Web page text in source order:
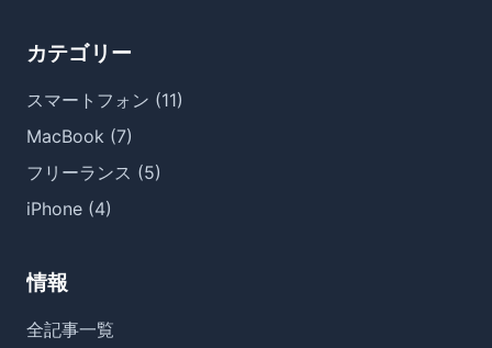
カテゴリー
スマートフォン (11)
MacBook (7)
フリーランス (5)
iPhone (4)
情報
全記事一覧